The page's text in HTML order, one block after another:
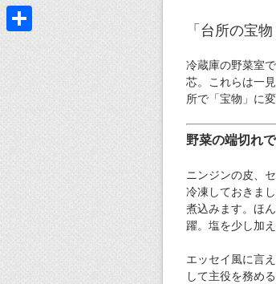
「台所の宝
冷蔵庫の野菜室
芯。これらは一
所で「宝物」に
野菜の端切れ
ニンジンの皮、
冷凍しておきま
煮込みます。ほ
躍。塩を少し加
エッセイ風に言
して主役を務め
Line